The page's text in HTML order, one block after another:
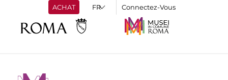
ACHAT Connectez-Vous